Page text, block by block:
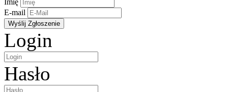
E-mail
Login
Hasło